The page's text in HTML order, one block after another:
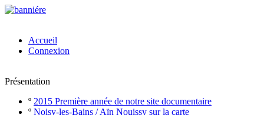
Accueil
Connexion
Présentation
º 2015 Première année de notre site documentaire
º Noisy-les-Bains / Aïn Nouissy sur la carte